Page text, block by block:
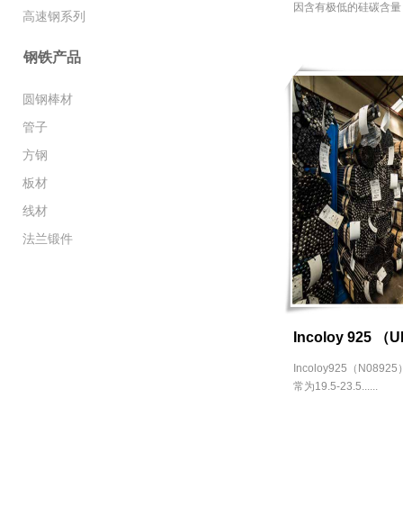
高速钢系列
钢铁产品
圆钢棒材
管子
方钢
板材
线材
法兰锻件
因含有极低的硅碳含
Incoloy 925 （
Incoloy925（N08925
常为19.5-23.5......